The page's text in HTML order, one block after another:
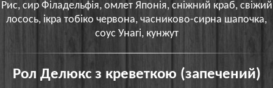
Рис, сир Філадельфія, омлет Японія, сніжний краб, свіжий
лосось, ікра тобіко червона, часниково-сирна шапочка,
соус Унагі, кунжут
Рол Делюкс з креветкою (запечений)